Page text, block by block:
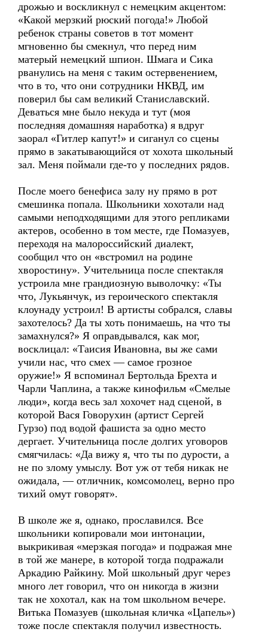
дрожью и воскликнул с немецким акцентом:
«Какой мерзкий рюский погода!» Любой
ребенок страны советов в тот момент
мгновенно бы смекнул, что перед ним
матерый немецкий шпион. Шмага и Сика
рванулись на меня с таким остервенением,
что в то, что они сотрудники НКВД, им
поверил бы сам великий Станиславский.
Деваться мне было некуда и тут (моя
последняя домашняя наработка) я вдруг
заорал «Гитлер капут!» и сиганул со сцены
прямо в закатывающийся от хохота школьный
зал. Меня поймали где-то у последних рядов.
После моего бенефиса залу ну прямо в рот
смешинка попала. Школьники хохотали над
самыми неподходящими для этого репликами
актеров, особенно в том месте, где Помазуев,
переходя на малороссийский диалект,
сообщил что он «встромил на родине
хворостину». Учительница после спектакля
устроила мне грандиозную выволочку: «Ты
что, Лукьянчук, из героического спектакля
клоунаду устроил! В артисты собрался, славы
захотелось? Да ты хоть понимаешь, на что ты
замахнулся?» Я оправдывался, как мог,
восклицал: «Таисия Ивановна, вы же сами
учили нас, что смех — самое грозное
оружие!» Я вспоминал Бертольда Брехта и
Чарли Чаплина, а также кинофильм «Смелые
люди», когда весь зал хохочет над сценой, в
которой Вася Говорухин (артист Сергей
Гурзо) под водой фашиста за одно место
дергает. Учительница после долгих уговоров
смягчилась: «Да вижу я, что ты по дурости, а
не по злому умыслу. Вот уж от тебя никак не
ожидала, — отличник, комсомолец, верно про
тихий омут говорят».
В школе же я, однако, прославился. Все
школьники копировали мои интонации,
выкрикивая «мерзкая погода» и подражая мне
в той же манере, в которой тогда подражали
Аркадию Райкину. Мой школьный друг через
много лет говорил, что он никогда в жизни
так не хохотал, как на том школьном вечере.
Витька Помазуев (школьная кличка «Цапель»)
тоже после спектакля получил известность.